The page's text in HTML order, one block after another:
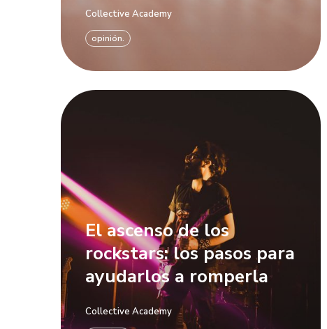
Collective Academy
opinión.
El ascenso de los
rockstars: los pasos para
ayudarlos a romperla
Collective Academy